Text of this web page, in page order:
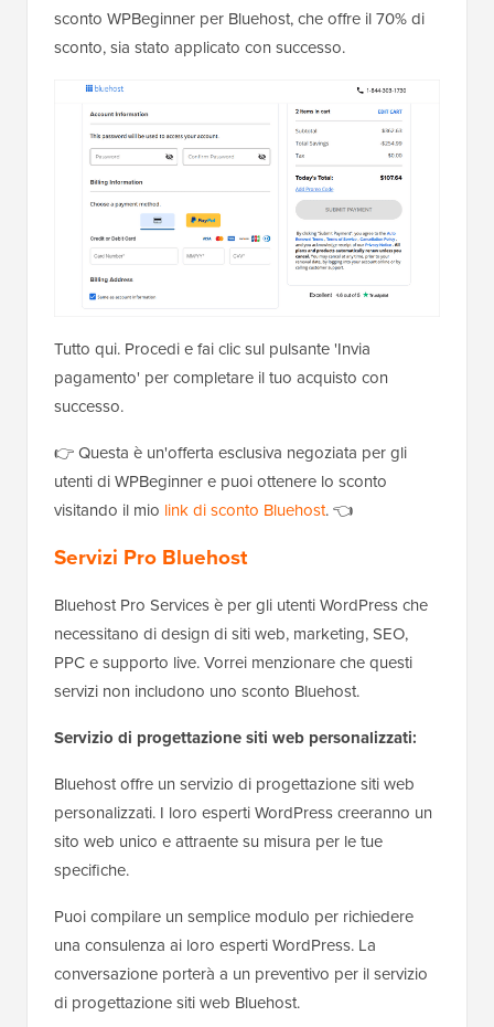
sconto WPBeginner per Bluehost, che offre il 70% di
sconto, sia stato applicato con successo.
Tutto qui. Procedi e fai clic sul pulsante 'Invia
pagamento' per completare il tuo acquisto con
successo.
👉 Questa è un'offerta esclusiva negoziata per gli
utenti di WPBeginner e puoi ottenere lo sconto
visitando il mio link di sconto Bluehost. 👈
Servizi Pro Bluehost
Bluehost Pro Services è per gli utenti WordPress che
necessitano di design di siti web, marketing, SEO,
PPC e supporto live. Vorrei menzionare che questi
servizi non includono uno sconto Bluehost.
Servizio di progettazione siti web personalizzati:
Bluehost offre un servizio di progettazione siti web
personalizzati. I loro esperti WordPress creeranno un
sito web unico e attraente su misura per le tue
specifiche.
Puoi compilare un semplice modulo per richiedere
una consulenza ai loro esperti WordPress. La
conversazione porterà a un preventivo per il servizio
di progettazione siti web Bluehost.